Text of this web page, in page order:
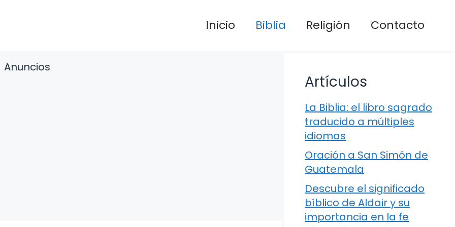
Inicio Biblia Religión Contacto
Anuncios
Artículos
La Biblia: el libro sagrado
traducido a múltiples
idiomas
Oración a San Simón de
Guatemala
Descubre el significado
bíblico de Aldair y su
importancia en la fe